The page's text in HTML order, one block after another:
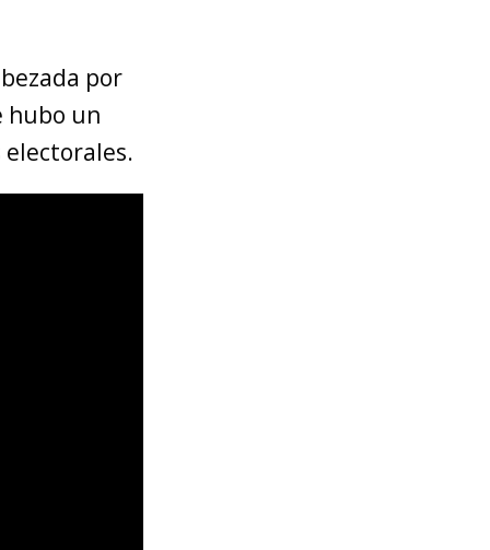
por
hubo un
electorales.